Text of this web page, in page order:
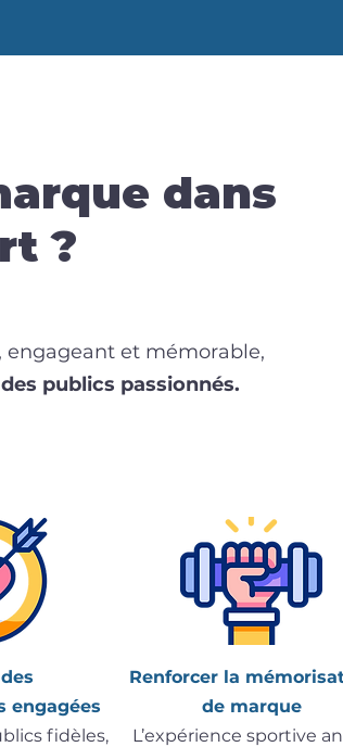
dans
?
engageant et mémorable,
publics passionnés.
engagées
fidèles,
Renforcer la
de marque
L’expérience sportive